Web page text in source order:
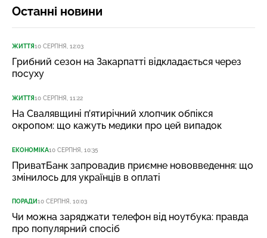
Останні новини
ЖИТТЯ10 СЕРПНЯ, 12:03
Грибний сезон на Закарпатті відкладається через
посуху
ЖИТТЯ10 СЕРПНЯ, 11:22
На Свалявщині п’ятирічний хлопчик обпікся
окропом: що кажуть медики про цей випадок
ЕКОНОМІКА10 СЕРПНЯ, 10:35
ПриватБанк запровадив приємне нововведення: що
змінилось для українців в оплаті
ПОРАДИ10 СЕРПНЯ, 10:03
Чи можна заряджати телефон від ноутбука: правда
про популярний спосіб